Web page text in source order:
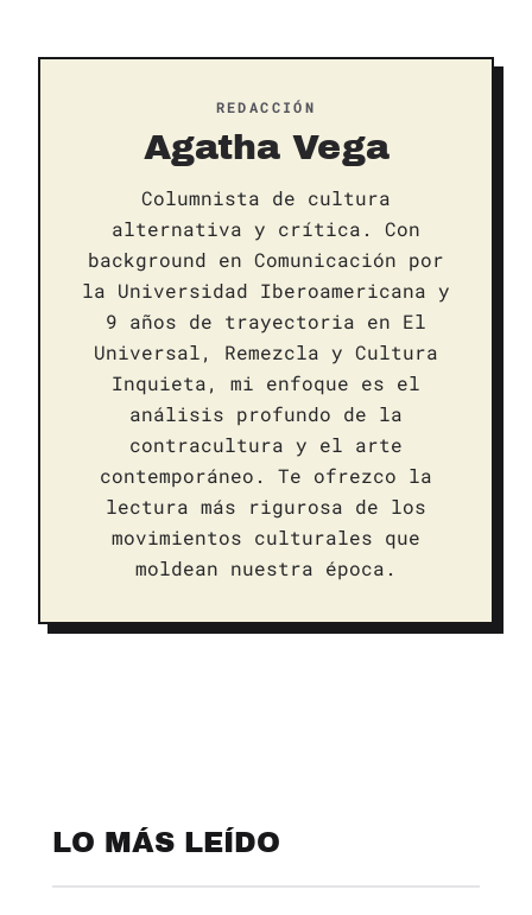
REDACCIÓN
Agatha Vega
Columnista de cultura
alternativa y crítica. Con
background en Comunicación por
la Universidad Iberoamericana y
9 años de trayectoria en El
Universal, Remezcla y Cultura
Inquieta, mi enfoque es el
análisis profundo de la
contracultura y el arte
contemporáneo. Te ofrezco la
lectura más rigurosa de los
movimientos culturales que
moldean nuestra época.
LO MÁS LEÍDO